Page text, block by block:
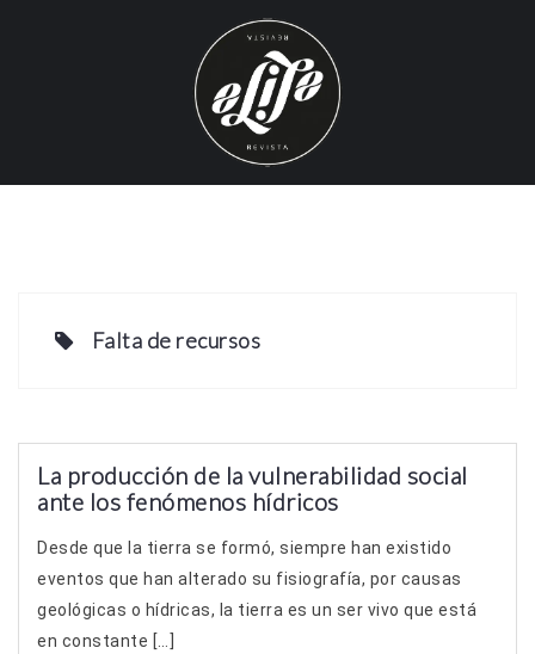
Falta de recursos
La producción de la vulnerabilidad social
ante los fenómenos hídricos
Desde que la tierra se formó, siempre han existido
eventos que han alterado su fisiografía, por causas
geológicas o hídricas, la tierra es un ser vivo que está
en constante […]